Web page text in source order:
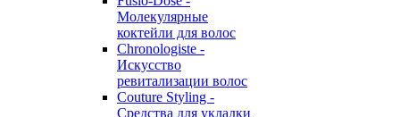
Молекулярные
коктейли для волос
Chronologiste -
Искусство
ревитализации волос
Couture Styling -
Средства для укладки